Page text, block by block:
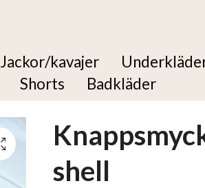
Jackor/kavajer
Shorts Badkläder
shell